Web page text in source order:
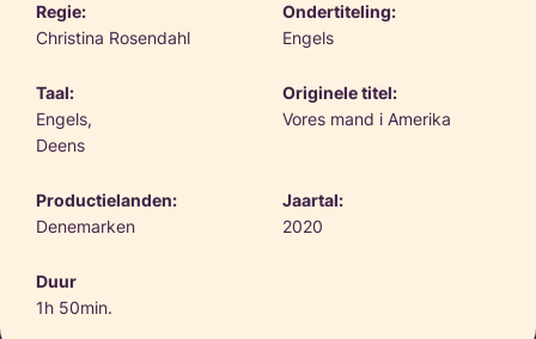
Regie:
Christina Rosendahl
Ondertiteling:
Engels
Taal:
Engels,
Deens
Originele titel:
Vores mand i Amerika
Productielanden:
Denemarken
Jaartal:
2020
Duur
1h 50min.